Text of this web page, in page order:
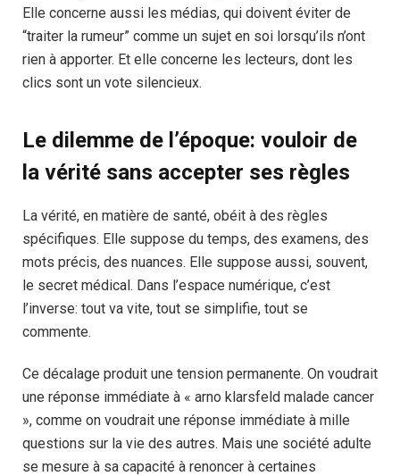
Elle concerne aussi les médias, qui doivent éviter de
“traiter la rumeur” comme un sujet en soi lorsqu’ils n’ont
rien à apporter. Et elle concerne les lecteurs, dont les
clics sont un vote silencieux.
Le dilemme de l’époque: vouloir de
la vérité sans accepter ses règles
La vérité, en matière de santé, obéit à des règles
spécifiques. Elle suppose du temps, des examens, des
mots précis, des nuances. Elle suppose aussi, souvent,
le secret médical. Dans l’espace numérique, c’est
l’inverse: tout va vite, tout se simplifie, tout se
commente.
Ce décalage produit une tension permanente. On voudrait
une réponse immédiate à « arno klarsfeld malade cancer
», comme on voudrait une réponse immédiate à mille
questions sur la vie des autres. Mais une société adulte
se mesure à sa capacité à renoncer à certaines